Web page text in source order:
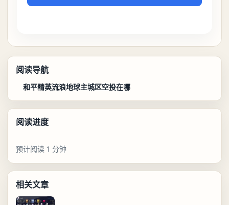
阅读导航
和平精英流浪地球主城区空投在哪
阅读进度
预计阅读 1 分钟
相关文章